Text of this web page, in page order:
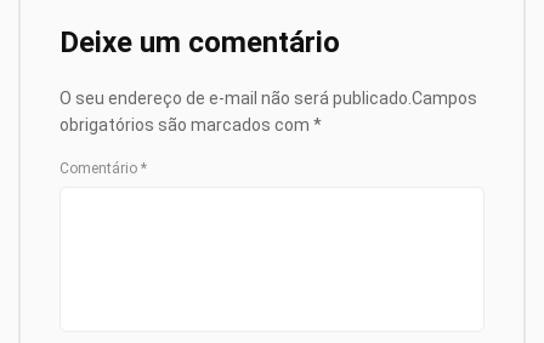
Deixe um comentário
O seu endereço de e-mail não será publicado. Campos
obrigatórios são marcados com *
Comentário *